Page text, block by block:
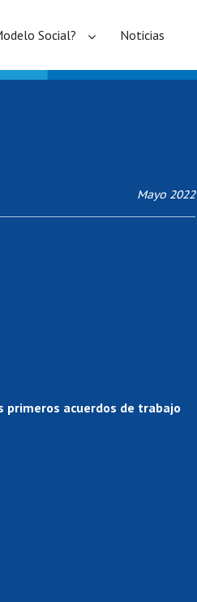
Social? Noticias
Mayo 2022
primeros acuerdos de trabajo